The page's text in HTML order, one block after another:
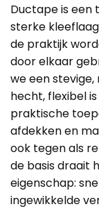
Ductape is
sterke
de praktijk
door elkaar
we een
hecht, flexibel
praktische
afdekken en
ook tegen als
de basis draait
eigenschap:
ingewikkelde